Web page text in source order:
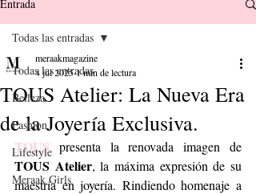
Entrada
Todas las entradas
Belleza
Fashion
Lifestyle
Meraak Girls
Todas las entradas
TOUS Atelier: La Nueva Era
de la Joyería Exclusiva.
meraakmagazine
4 jul 20251 min de lectura
TOUS
TOUS Atelier, la máxima expresión de su
maestría en joyería. Rindiendo homenaje a